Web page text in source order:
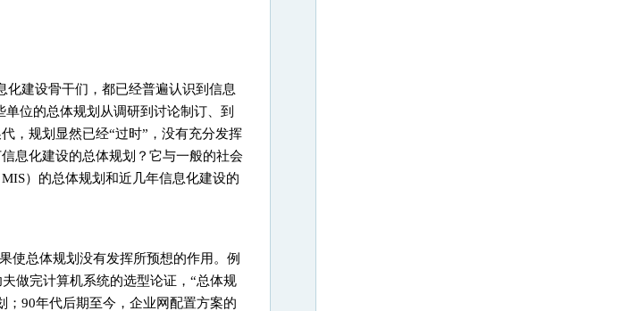
化建设骨干们，都已经普遍认识到信息
位的总体规划从调研到讨论制订、到
，规划显然已经“过时”，没有充分发挥
息化建设的总体规划？它与一般的社会
）的总体规划和近几年信息化建设的
使总体规划没有发挥所预想的作用。例
做完计算机系统的选型论证，“总体规
；90年代后期至今，企业网配置方案的